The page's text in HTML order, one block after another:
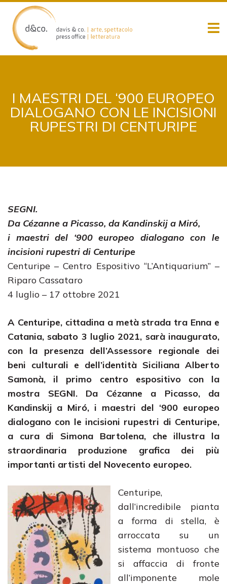
content
I MAESTRI DEL ‘900 EUROPEO
DIALOGANO CON LE INCISIONI
RUPESTRI DI CENTURIPE
SEGNI.
Da Cézanne a Picasso, da Kandinskij a Miró,
i maestri del ‘900 europeo dialogano con le
incisioni rupestri di Centuripe
Centuripe – Centro Espositivo “L’Antiquarium” –
Riparo Cassataro
4 luglio – 17 ottobre 2021
A Centuripe, cittadina a metà strada tra Enna e
Catania, sabato 3 luglio 2021, sarà inaugurato,
con la presenza dell’Assessore regionale dei
beni culturali e dell’identità Siciliana Alberto
Samonà, il primo centro espositivo con la
mostra SEGNI. Da Cézanne a Picasso, da
Kandinskij a Miró, i maestri del ‘900 europeo
dialogano con le incisioni rupestri di Centuripe,
a cura di Simona Bartolena, che illustra la
straordinaria produzione grafica dei più
importanti artisti del Novecento europeo.
Centuripe,
dall’incredibile pianta
a forma di stella, è
arroccata su un
sistema montuoso che
si affaccia di fronte
all’imponente mole